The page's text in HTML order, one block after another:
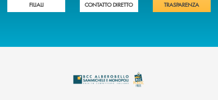
FILIALI CONTATTO DIRETTO TRASPARENZA